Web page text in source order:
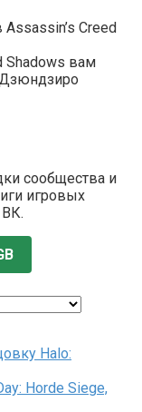
Creed
Shadows вам
Дзюндзиро
сообщества и
игровых
Halo:
Horde Siege,